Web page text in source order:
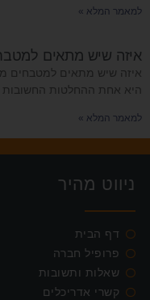
למאמר המלא »
איזה שיש מתאים למטבחים
היא אחת ההחלטות החשובות
למאמר המלא »
ניווט מהיר
דף הבית
פרופיל חברה
שאלות ותשובות
קשרי אדריכלים